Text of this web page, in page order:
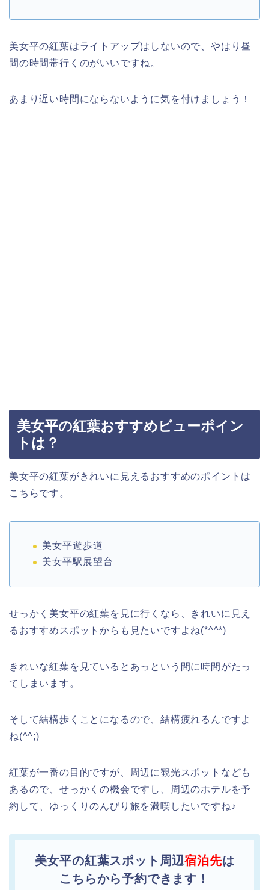
美女平の紅葉はライトアップはしないので、やはり昼
間の時間帯行くのがいいですね。
あまり遅い時間にならないように気を付けましょう！
美女平の紅葉おすすめビューポイン
トは？
美女平の紅葉がきれいに見えるおすすめのポイントは
こちらです。
美女平遊歩道
美女平駅展望台
せっかく美女平の紅葉を見に行くなら、きれいに見え
るおすすめスポットからも見たいですよね(*^^*)
きれいな紅葉を見ているとあっという間に時間がたっ
てしまいます。
そして結構歩くことになるので、結構疲れるんですよ
ね(^^;)
紅葉が一番の目的ですが、周辺に観光スポットなども
あるので、せっかくの機会ですし、周辺のホテルを予
約して、ゆっくりのんびり旅を満喫したいですね♪
美女平の紅葉スポット周辺宿泊先は
こちらから予約できます！